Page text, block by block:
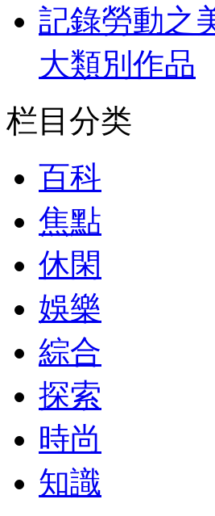
記錄勞動之
大類別作品
栏目分类
百科
焦點
休閑
娛樂
綜合
探索
時尚
知識